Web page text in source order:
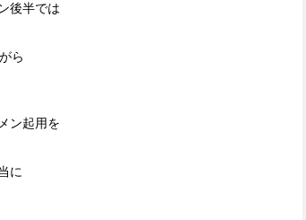
後半では
ら
ン起用を
に